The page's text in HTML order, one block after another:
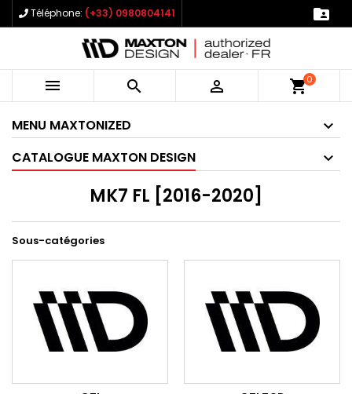
Téléphone: (+33) 0980804141 
   shopping_cart0
MENU MAXTONIZED
CATALOGUE MAXTON DESIGN
MK7 FL [2016-2020]
Sous-catégories